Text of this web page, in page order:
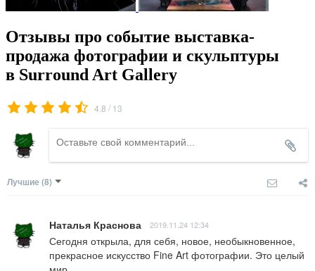
Отзывы про событие выставка-
продажа фотографии и скульптуры
в Surround Art Gallery
4.8 / 13
Лучшие (8)
Наталья Краснова 2019.11.24 12:34
Сегодня открыла, для себя, новое, необыкновенное,
прекрасное искусство Fine Art фотографии. Это целый